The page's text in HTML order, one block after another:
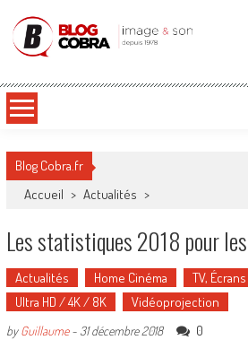
Blog Cobra
Blog Cobra.fr
Accueil > Actualités >
Les statistiques 2018 pour
Actualités Home Cinéma
TV,
Ultra HD / 4K / 8K
Vidéoprojection
byGuillaume- 31 décembre 2018 0